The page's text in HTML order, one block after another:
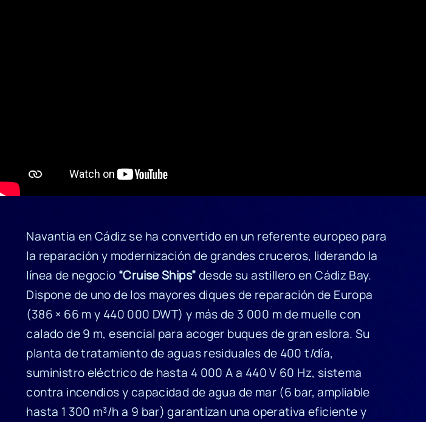
Navantia en Cádiz se ha convertido en un referente europeo para
la reparación y modernización de grandes cruceros, liderando la
línea de negocio “Cruise Ships”desde su astillero en Cádiz Bay.
Dispone de uno de los mayores diques de reparación de Europa
(386 × 66 m y 440 000 DWT) y más de 3 000 m de muelle con
calado de 9 m, esencial para acoger buques de gran eslora. Su
planta de tratamiento de aguas residuales de 400 t/día,
suministro eléctrico de hasta 4 000 A a 440 V 60 Hz, sistema
contra incendios y capacidad de agua de mar (6 bar, ampliable
hasta 1 300 m³/h a 9 bar) garantizan una operativa eficiente y